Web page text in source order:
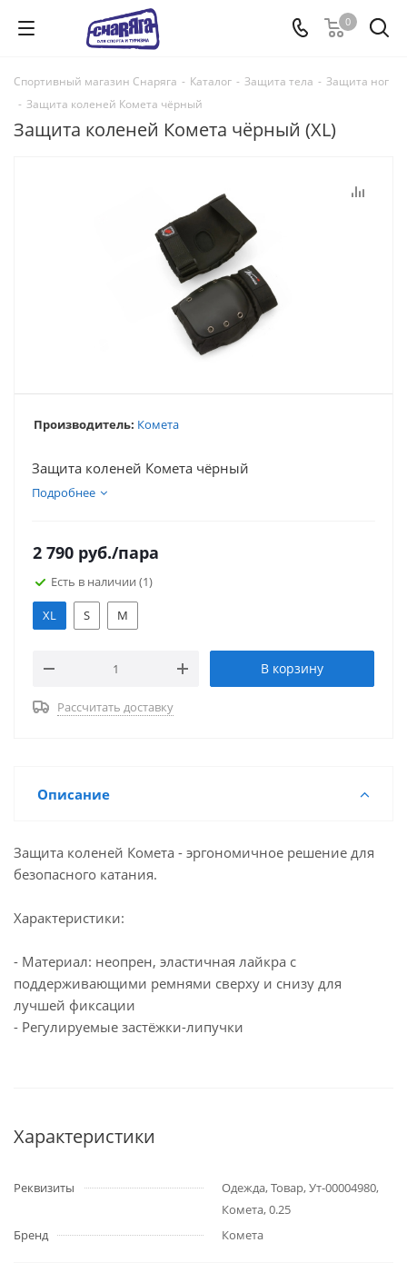
0
Спортивный магазин Снаряга - Каталог - Защита тела - Защита ног
- Защита коленей Комета чёрный
Защита коленей Комета чёрный (XL)
Производитель: Комета
Защита коленей Комета чёрный
Подробнее
2 790 руб./пара
Есть в наличии (1)
XL S M
В корзину
Рассчитать доставку
Описание
Защита коленей Комета - эргономичное решение для
безопасного катания.
Характеристики:
- Материал: неопрен, эластичная лайкра с
поддерживающими ремнями сверху и снизу для
лучшей фиксации
- Регулируемые застёжки-липучки
Характеристики
Реквизиты
Одежда, Товар, Ут-00004980,
Комета, 0.25
Бренд
Комета